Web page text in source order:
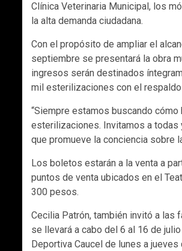
Clínica Veterinaria Municipal, los
la alta demanda ciudadana.
Con el propósito de ampliar el
septiembre se presentará la obra
ingresos serán destinados
mil esterilizaciones con el respaldo
“Siempre estamos buscando
esterilizaciones. Invitamos a todas
que promueve la conciencia sobre
Los boletos estarán a la venta a
puntos de venta ubicados en el
300 pesos.
Cecilia Patrón, también invitó a las
se llevará a cabo del 6 al 16 de
Deportiva Caucel de lunes a